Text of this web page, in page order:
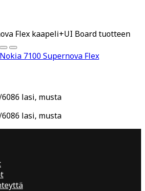
Flex kaapeli+UI Board tuotteen
Nokia 7100 Supernova Flex